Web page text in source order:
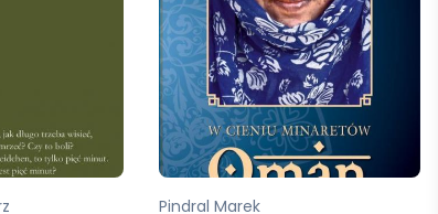
Pindral Marek